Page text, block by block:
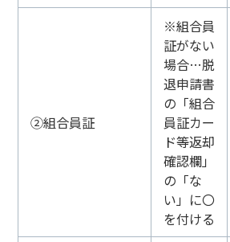
②組合員証
※組合員
証がない
場合…脱
退申請書
の「組合
員証カー
ド等返却
確認欄」
の「な
い」に〇
を付ける